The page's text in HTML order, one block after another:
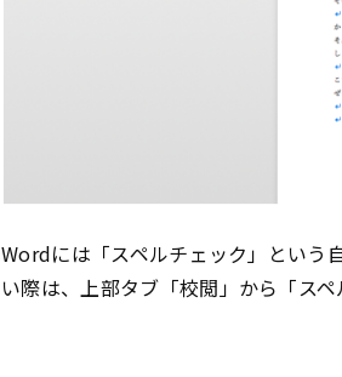
Wordには「スペルチェック」という
い際は、上部タブ「校閲」から「ス